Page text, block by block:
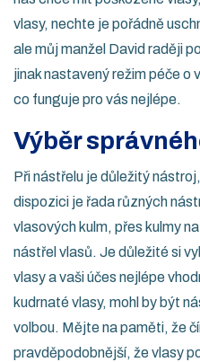
vlasy, nechte je pořádně
ale můj manžel David raději
jinak nastavený režim péče o
co funguje pro vás nejlépe.
Výběr
Při nástřelu je důležitý
dispozici je řada různých
vlasových kulm, přes kulmy
nástřel vlasů. Je důležité si
vlasy a vaši účes nejlépe
kudrnaté vlasy, mohl by být
volbou. Mějte na paměti, že
pravděpodobnější, že vlasy